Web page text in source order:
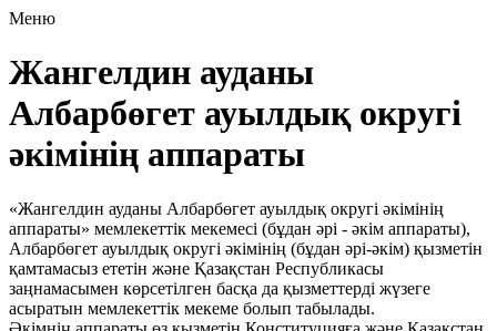
Меню
Жангелдин ауданы
Албарбөгет ауылдық округі
әкімінің аппараты
«Жангелдин ауданы Албарбөгет ауылдық округі әкімінің
аппараты» мемлекеттік мекемесі (бұдан әрі - әкім аппараты),
Албарбөгет ауылдық округі әкімінің (бұдан әрі-әкім) қызметін
қамтамасыз ететін және Қазақстан Республикасы
заңнамасымен көрсетілген басқа да қызметтерді жүзеге
асыратын мемлекеттік мекеме болып табылады.